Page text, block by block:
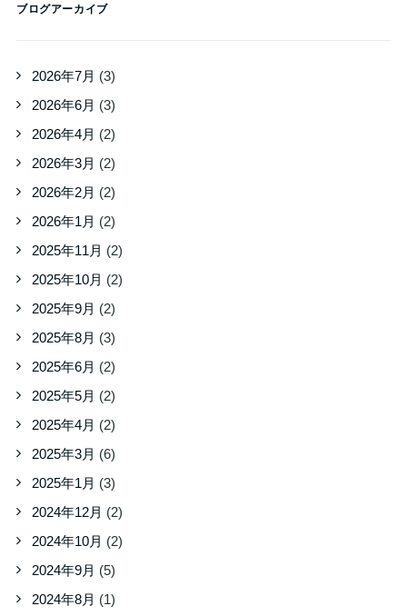
ブログアーカイブ
2026年7月 (3)
2026年6月 (3)
2026年4月 (2)
2026年3月 (2)
2026年2月 (2)
2026年1月 (2)
2025年11月 (2)
2025年10月 (2)
2025年9月 (2)
2025年8月 (3)
2025年6月 (2)
2025年5月 (2)
2025年4月 (2)
2025年3月 (6)
2025年1月 (3)
2024年12月 (2)
2024年10月 (2)
2024年9月 (5)
2024年8月 (1)